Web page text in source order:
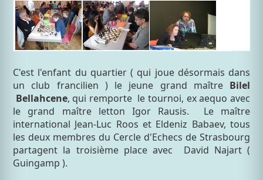
C'est l'enfant du quartier ( qui joue désormais dans
un club francilien ) le jeune grand maître Bilel
Bellahcene, qui remporte le tournoi, ex aequo avec
le grand maître letton Igor Rausis. Le maître
international Jean-Luc Roos et Eldeniz Babaev, tous
les deux membres du Cercle d'Echecs de Strasbourg
partagent la troisième place avec David Najart (
Guingamp ).